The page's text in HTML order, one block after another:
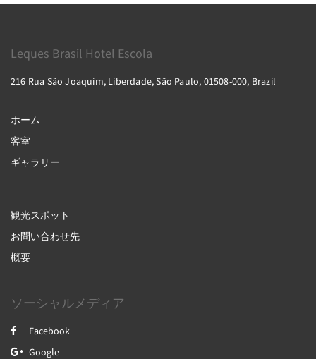
Leques Brasil Hotel Escola
216 Rua São Joaquim, Liberdade, São Paulo, 01508-000, Brazil
ホーム
客室
ギャラリー
観光スポット
お問い合わせ先
概要
ソーシャルメディア
Facebook
Google